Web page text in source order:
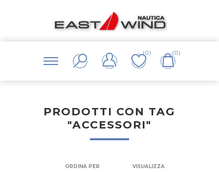
(0) (0)
PRODOTTI CON TAG
"ACCESSORI"
ORDINA PER VISUALIZZA